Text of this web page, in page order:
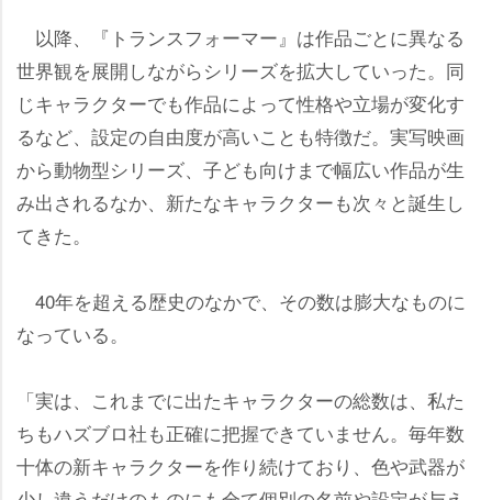
以降、『トランスフォーマー』は作品ごとに異なる
世界観を展開しながらシリーズを拡大していった。同
じキャラクターでも作品によって性格や立場が変化す
るなど、設定の自由度が高いことも特徴だ。実写映画
から動物型シリーズ、子ども向けまで幅広い作品が生
み出されるなか、新たなキャラクターも次々と誕生し
てきた。
40年を超える歴史のなかで、その数は膨大なものに
なっている。
「実は、これまでに出たキャラクターの総数は、私た
ちもハズブロ社も正確に把握できていません。毎年数
十体の新キャラクターを作り続けており、色や武器が